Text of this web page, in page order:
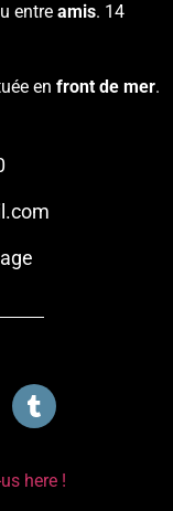
entre amis. 14
en front de mer.
here !